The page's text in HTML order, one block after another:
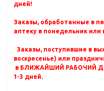
дней!
Заказы, обработанные в
аптеку в понедельник или
Заказы, поступившие в
воскресенье) или
в БЛИЖАЙШИЙ РАБОЧИЙ
1-3 дней.